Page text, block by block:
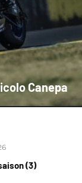
Canepa
(3)